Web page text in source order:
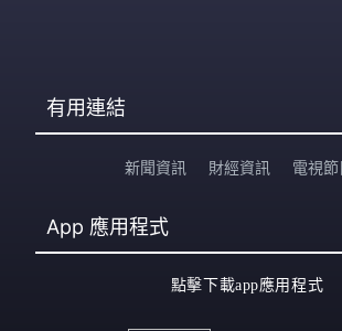
有用連結
新聞資訊 財經資訊 電視
App 應用程式
點擊下載app應用程式